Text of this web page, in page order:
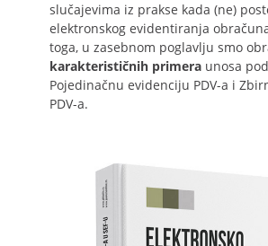
slučajevima iz prakse kada (ne)
elektronskog evidentiranja
toga, u zasebnom poglavlju smo
karakterističnih primera unosa
Pojedinačnu evidenciju PDV-a i
PDV-a.